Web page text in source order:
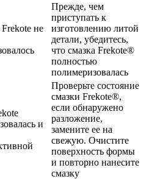
не
Прежде, чем
приступать к
изготовлению литой
детали, убедитесь,
что смазка Frekote®
полностью
полимеризовалась
и
Проверьте состояние
смазки Frekote®,
если обнаружено
разложение,
замените ее на
свежую. Очистите
поверхность формы
и повторно нанесите
смазку